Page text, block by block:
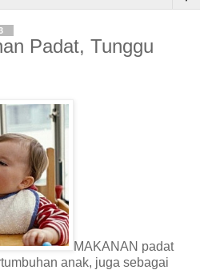
Padat, Tunggu
MAKANAN padat
anak, juga sebagai